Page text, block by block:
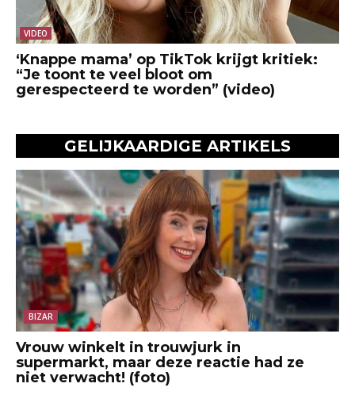
VIDEO
‘Knappe mama’ op TikTok krijgt kritiek:
“Je toont te veel bloot om
gerespecteerd te worden” (video)
GELIJKAARDIGE ARTIKELS
BIZAR
Vrouw winkelt in trouwjurk in
supermarkt, maar deze reactie had ze
niet verwacht! (foto)